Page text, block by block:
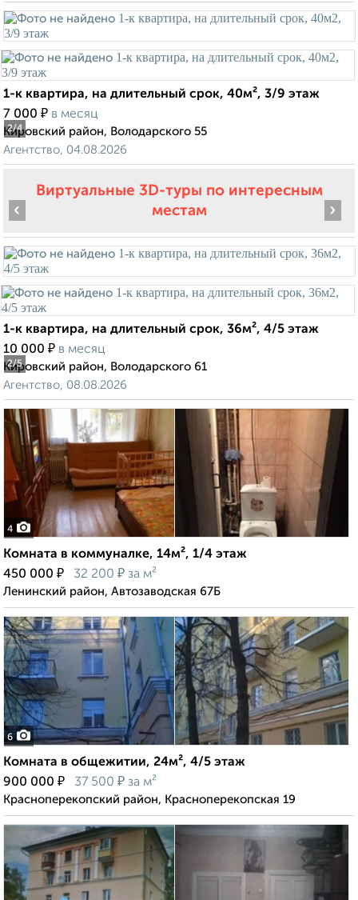
2/4
1-к квартира, на длительный срок, 40м², 3/9 этаж
7 000 ₽ в месяц
Кировский район, Володарского 55
Агентство, 04.08.2026
Виртуальные 3D-туры по интересным
местам
2/5
‹ ›
1-к квартира, на длительный срок, 36м², 4/5 этаж
10 000 ₽ в месяц
Кировский район, Володарского 61
Агентство, 08.08.2026
4
Комната в коммуналке, 14м², 1/4 этаж
450 000 ₽ 32 200 ₽ за м²
Ленинский район, Автозаводская 67Б
6
Комната в общежитии, 24м², 4/5 этаж
900 000 ₽ 37 500 ₽ за м²
Красноперекопский район, Красноперекопская 19